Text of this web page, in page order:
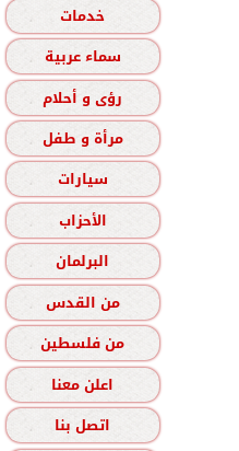
خدمات
سماء عربية
رؤى و أحلام
مرأة و طفل
سيارات
الأحزاب
البرلمان
من القدس
من فلسطين
اعلن معنا
اتصل بنا